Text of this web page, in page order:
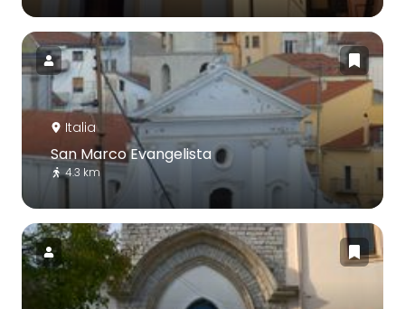
Italia
San Marco Evangelista
4.3 km